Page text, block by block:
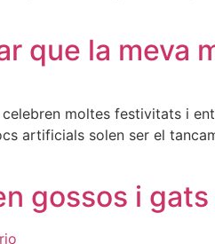
que la meva
celebren moltes festivitats i
artificials solen ser el
gossos i